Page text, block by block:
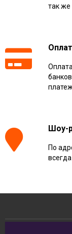
так же
Шоу-
По